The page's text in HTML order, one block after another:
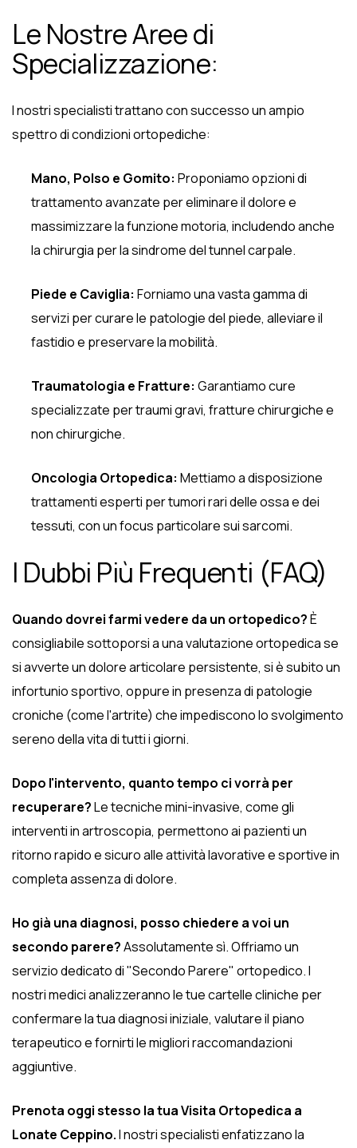
Le Nostre Aree di
Specializzazione:
I nostri specialisti trattano con successo un ampio
spettro di condizioni ortopediche:
Mano, Polso e Gomito: Proponiamo opzioni di
trattamento avanzate per eliminare il dolore e
massimizzare la funzione motoria, includendo anche
la chirurgia per la sindrome del tunnel carpale.
Piede e Caviglia: Forniamo una vasta gamma di
servizi per curare le patologie del piede, alleviare il
fastidio e preservare la mobilità.
Traumatologia e Fratture: Garantiamo cure
specializzate per traumi gravi, fratture chirurgiche e
non chirurgiche.
Oncologia Ortopedica: Mettiamo a disposizione
trattamenti esperti per tumori rari delle ossa e dei
tessuti, con un focus particolare sui sarcomi.
I Dubbi Più Frequenti (FAQ)
Quando dovrei farmi vedere da un ortopedico?È
consigliabile sottoporsi a una valutazione ortopedica se
si avverte un dolore articolare persistente, si è subito un
infortunio sportivo, oppure in presenza di patologie
croniche (come l'artrite) che impediscono lo svolgimento
sereno della vita di tutti i giorni.
Dopo l'intervento, quanto tempo ci vorrà per
recuperare?Le tecniche mini-invasive, come gli
interventi in artroscopia, permettono ai pazienti un
ritorno rapido e sicuro alle attività lavorative e sportive in
completa assenza di dolore.
Ho già una diagnosi, posso chiedere a voi un
secondo parere?Assolutamente sì. Offriamo un
servizio dedicato di "Secondo Parere" ortopedico. I
nostri medici analizzeranno le tue cartelle cliniche per
confermare la tua diagnosi iniziale, valutare il piano
terapeutico e fornirti le migliori raccomandazioni
aggiuntive.
Prenota oggi stesso la tua Visita Ortopedica a
Lonate Ceppino.I nostri specialisti enfatizzano la